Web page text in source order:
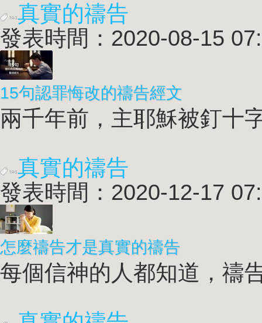
真實的禱告
發表時間：2020-08-15
15句認罪悔改的禱告經文
兩千年前，主耶穌被釘十
真實的禱告
發表時間：2020-12-17
怎麼禱告才是真實的禱告
每個信神的人都知道，禱